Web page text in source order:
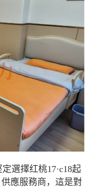
選擇红桃17·c18起
應服務商，這是對